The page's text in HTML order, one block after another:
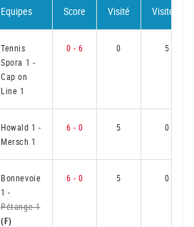
Equipes Score Visité Visiteur
Tennis
Spora 1 -
Cap on
Line 1
0 - 6 0 5
Howald 1-
Mersch 1
6 - 0 5 0
Bonnevoie
1-
Pétange 1
(F)
6 - 0 5 0